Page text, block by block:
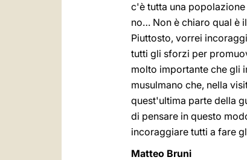
c'è tutta una
no… Non è chiaro qual è
Piuttosto, vorrei
tutti gli sforzi per
molto importante che gli
musulmano che, nella
quest'ultima parte della
di pensare in questo
incoraggiare tutti a fare
Matteo Bruni